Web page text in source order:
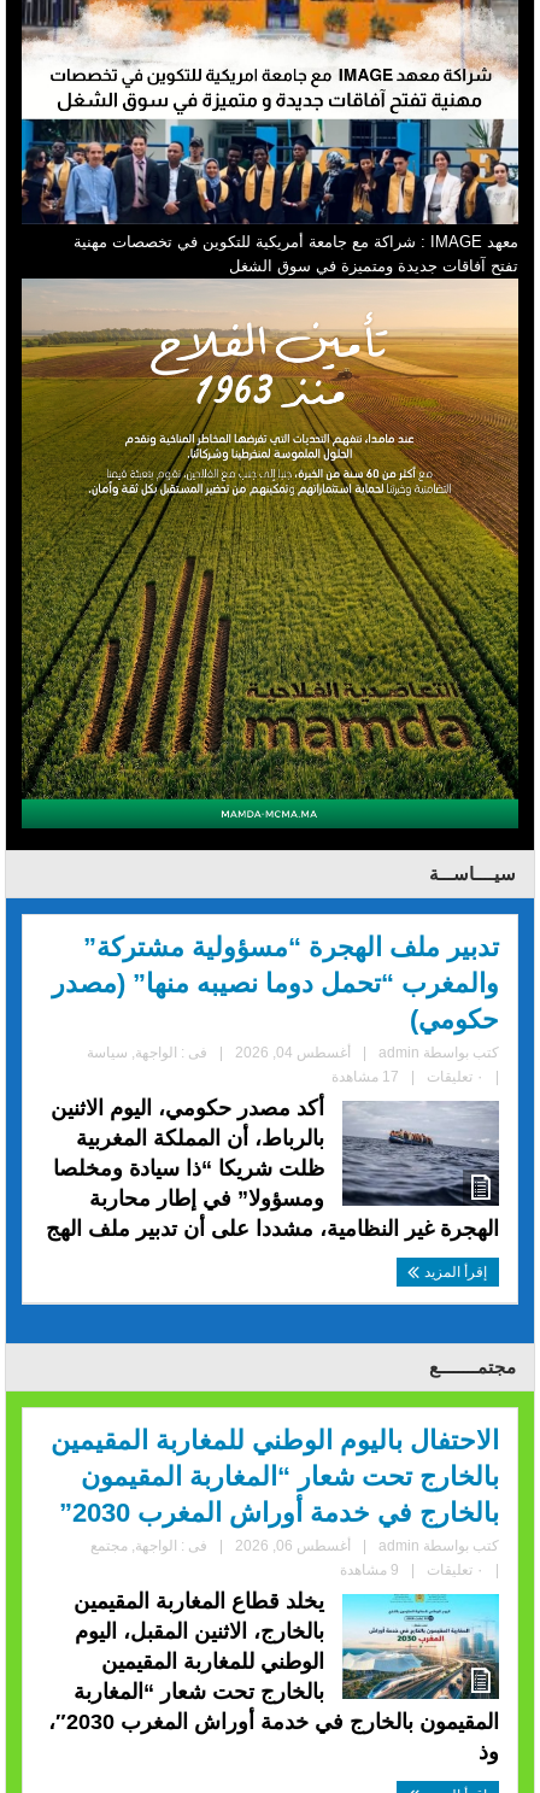
معهد IMAGE : شراكة مع جامعة أمريكية للتكوين في تخصصات مهنية
تفتح آفاقات جديدة ومتميزة في سوق الشغل
سيــــاســـة
تدبير ملف الهجرة “مسؤولية مشتركة”
والمغرب “تحمل دوما نصيبه منها” (مصدر
حكومي)
كتب بواسطة admin
| أغسطس 04, 2026 | فى : الواجهة سياسة
|
٠ تعليقات | 17 مشاهدة
أكد مصدر حكومي، اليوم الاثنين
بالرباط، أن المملكة المغربية
ظلت شريكا “ذا سيادة ومخلصا
ومسؤولا” في إطار محاربة
الهجرة غير النظامية، مشددا على أن تدبير ملف الهج
إقرأ المزيد
مجتمــــــــع
الاحتفال باليوم الوطني للمغاربة المقيمين
بالخارج تحت شعار “المغاربة المقيمون
بالخارج في خدمة أوراش المغرب 2030”
كتب بواسطة admin
| أغسطس 06, 2026 | فى : الواجهة ,مجتمع
|
٠ تعليقات | 9 مشاهدة
يخلد قطاع المغاربة المقيمين
بالخارج، الاثنين المقبل، اليوم
الوطني للمغاربة المقيمين
بالخارج تحت شعار “المغاربة
المقيمون بالخارج في خدمة أوراش المغرب 2030″،
وذ